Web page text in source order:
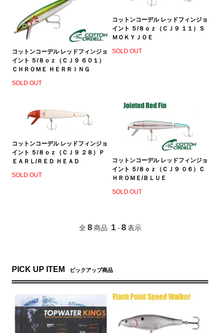
コットンコーデル レッドフィンジョ
イント ５/８ｏｚ（ＣＪ９ ６０１）
ＣＨＲＯＭＥ ＨＥＲＲＩＮＧ
SOLD OUT
コットンコーデル レッドフィンジョ
イント ５/８ｏｚ（ＣＪ９ １１）Ｓ
ＭＯＫＹＪＯＥ
SOLD OUT
コットンコーデル レッドフィンジョ
イント ５/８ｏｚ（ＣＪ９ ２８）Ｐ
ＥＡＲＬ/ＲＥＤ ＨＥＡＤ
SOLD OUT
コットンコーデル レッドフィンジョ
イント ５/８ｏｚ（ＣＪ９ ０６）Ｃ
ＨＲＯＭＥ/ＢＬＵＥ
SOLD OUT
全 8 商品 1 - 8 表示
PICK UP ITEM ピックアップ商品